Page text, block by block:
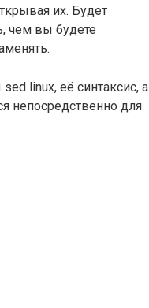
их. Будет
чем вы будете
linux, её синтаксис, а
непосредственно для